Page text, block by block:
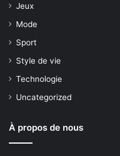
Jeux
Mode
Sport
Style de vie
Technologie
Uncategorized
À propos de nous